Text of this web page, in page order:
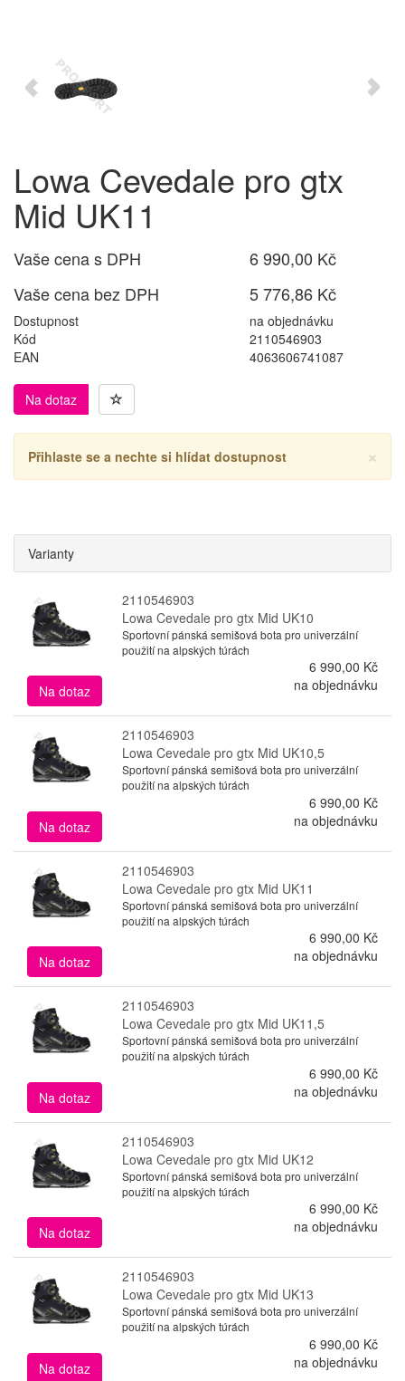
Lowa Cevedale pro gtx
Mid UK11
Vaše cena s DPH
6 990,00 Kč
Vaše cena bez DPH
5 776,86 Kč
Dostupnost
na objednávku
Kód
2110546903
EAN
4063606741087
Na dotaz
×
Přihlaste se a nechte si hlídat dostupnost
Varianty
2110546903
Lowa Cevedale pro gtx Mid UK10
Sportovní pánská semišová bota pro univerzální
použití na alpských túrách
6 990,00 Kč
Na dotaz
na objednávku
2110546903
Lowa Cevedale pro gtx Mid UK10,5
Sportovní pánská semišová bota pro univerzální
použití na alpských túrách
6 990,00 Kč
Na dotaz
na objednávku
2110546903
Lowa Cevedale pro gtx Mid UK11
Sportovní pánská semišová bota pro univerzální
použití na alpských túrách
6 990,00 Kč
Na dotaz
na objednávku
2110546903
Lowa Cevedale pro gtx Mid UK11,5
Sportovní pánská semišová bota pro univerzální
použití na alpských túrách
6 990,00 Kč
Na dotaz
na objednávku
2110546903
Lowa Cevedale pro gtx Mid UK12
Sportovní pánská semišová bota pro univerzální
použití na alpských túrách
6 990,00 Kč
Na dotaz
na objednávku
2110546903
Lowa Cevedale pro gtx Mid UK13
Sportovní pánská semišová bota pro univerzální
použití na alpských túrách
6 990,00 Kč
Na dotaz
na objednávku